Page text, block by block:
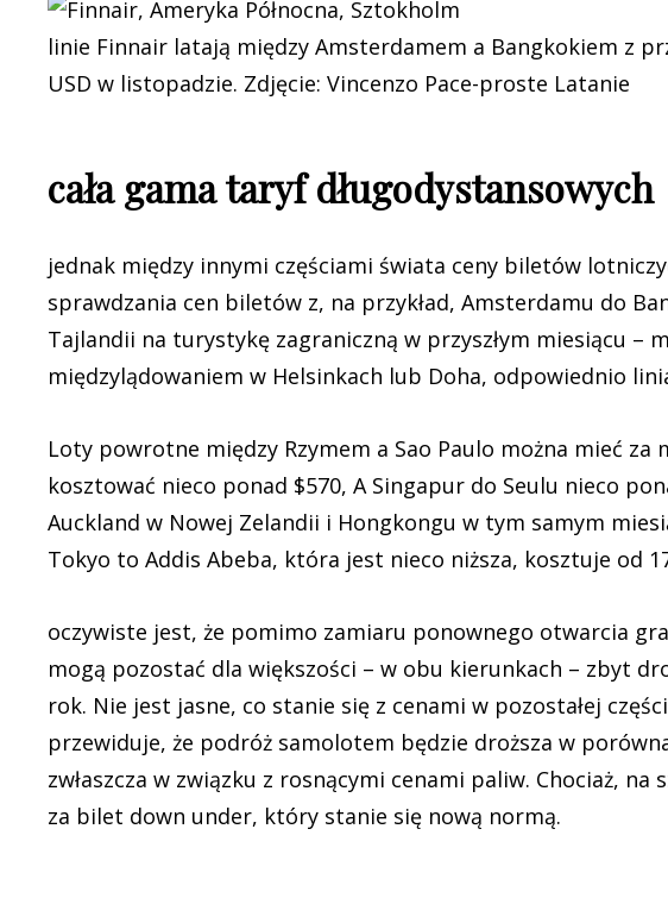
linie Finnair latają między Amsterdamem a Bangkokiem z
USD w listopadzie. Zdjęcie: Vincenzo Pace-proste Latanie
cała gama taryf długodystansowych
jednak między innymi częściami świata ceny biletów
sprawdzania cen biletów z, na przykład, Amsterdamu do
Tajlandii na turystykę zagraniczną w przyszłym miesiącu –
międzylądowaniem w Helsinkach lub Doha, odpowiednio
Loty powrotne między Rzymem a Sao Paulo można mieć za
kosztować nieco ponad $570, A Singapur do Seulu nieco
Auckland w Nowej Zelandii i Hongkongu w tym samym
Tokyo to Addis Abeba, która jest nieco niższa, kosztuje od
oczywiste jest, że pomimo zamiaru ponownego otwarcia
mogą pozostać dla większości – w obu kierunkach – zbyt
rok. Nie jest jasne, co stanie się z cenami w pozostałej
przewiduje, że podróż samolotem będzie droższa w
zwłaszcza w związku z rosnącymi cenami paliw. Chociaż,
za bilet down under, który stanie się nową normą.